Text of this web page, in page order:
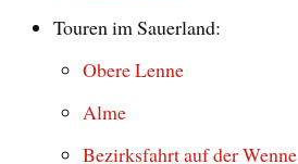
Touren im Sauerland:
Obere Lenne
Alme
Bezirksfahrt auf der Wenne